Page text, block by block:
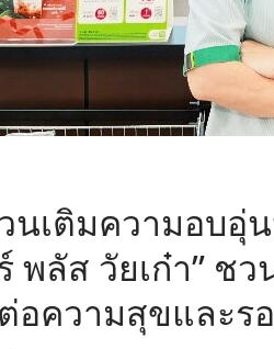
นเติมความอบอุ่
พลัส วัยเก๋า”
อความสุขและร